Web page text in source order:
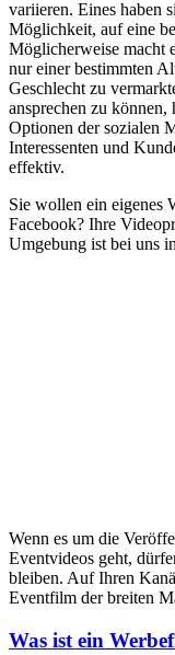
variieren. Eines haben
Möglichkeit, auf eine
Möglicherweise macht
nur einer bestimmten
Geschlecht zu
ansprechen zu
Optionen der sozialen
Interessenten und
effektiv.
Sie wollen ein eigenes
Facebook? Ihre
Umgebung ist bei uns
Wenn es um die
Eventvideos geht,
bleiben. Auf Ihren
Eventfilm der breiten
Was ist ein